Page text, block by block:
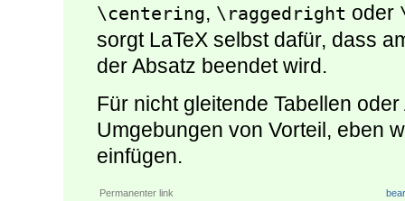
\centering, \raggedright oder
sorgt LaTeX selbst dafür, dass
der Absatz beendet wird.
Für nicht gleitende Tabellen
Umgebungen von Vorteil, eben
einfügen.
Permanenter link